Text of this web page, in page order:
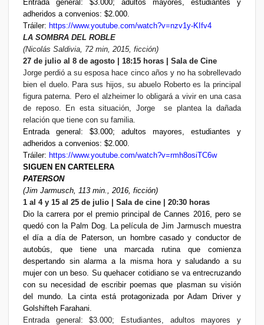
Entrada general: $3.000; adultos mayores, estudiantes y
adheridos a convenios: $2.000.
Tráiler: https://www.youtube.com/watch?v=nzv1y-KIfv4
LA SOMBRA DEL ROBLE
(Nicolás Saldivia, 72 min, 2015, ficción)
27 de julio al 8 de agosto | 18:15 horas | Sala de Cine
Jorge perdió a su esposa hace cinco años y no ha sobrellevado
bien el duelo. Para sus hijos, su abuelo Roberto es la principal
figura paterna. Pero el alzheimer lo obligará a vivir en una casa
de reposo. En esta situación, Jorge
se plantea la dañada
relación que tiene con su familia.
Entrada general: $3.000; adultos mayores, estudiantes y
adheridos a convenios: $2.000.
Tráiler: https://www.youtube.com/watch?v=rmh8osiTC6w
SIGUEN EN CARTELERA
PATERSON
(Jim Jarmusch, 113 min., 2016, ficción)
1 al 4 y 15 al 25 de julio | Sala de cine | 20:30 horas
Dio la carrera por el premio principal de Cannes 2016, pero se
quedó con la Palm Dog. La película de Jim Jarmusch muestra
el día a día de Paterson, un hombre casado y conductor de
autobús, que tiene una marcada rutina que comienza
despertando sin alarma a la misma hora y saludando a su
mujer con un beso. Su quehacer cotidiano se va entrecruzando
con su necesidad de escribir poemas que plasman su visión
del mundo. La cinta está protagonizada por Adam Driver y
Golshifteh Farahani.
Entrada general: $3.000; Estudiantes, adultos mayores y